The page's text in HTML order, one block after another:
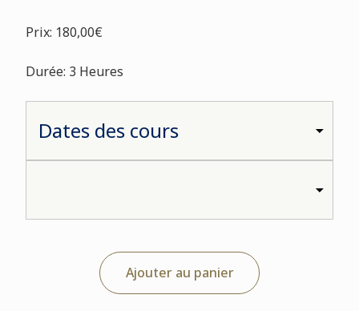
Prix: 180,00€
Durée: 3 Heures
Ajouter au panier